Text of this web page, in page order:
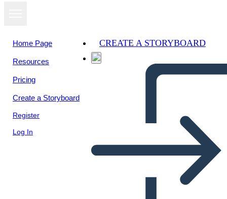
Home Page
Resources
Pricing
Create a Storyboard
Register
Log In
CREATE A STORYBOARD
View as
slideshow